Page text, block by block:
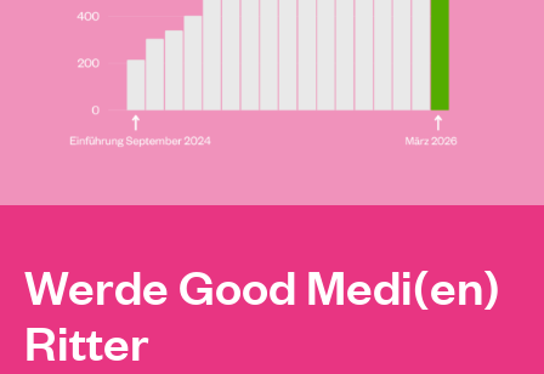
Werde Good Medi(en)
Ritter